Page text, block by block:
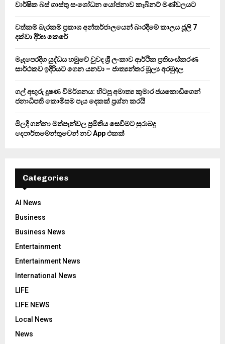
r
වාර්ෂික බස් ගාස්තු සංශෝධන යෝජනාව කැබිනට් මණ්ඩලයට
වත්කම් බැරකම් ප්‍රකාශ අන්තර්ජාලයෙන් බාරදීමේ කාලය ජූලි 7
දක්වා දීර්ඝ කෙරේ
මැදපෙරදිග යුද්ධය හමුවේ වුවද ශ්‍රී ලංකාව ආර්ථික ප්‍රතිසංස්කරණ
සාර්ථකව ඉදිරියට ගෙන යනවා – ජාත්‍යන්තර මූල්‍ය අරමුදල
ගල් අඟුරු දූෂණ විමර්ශනය: හිටපු අමාත්‍ය කුමාර ජයකොඩිගෙන්
ජනාධිපති කොමිසම පැය දෙකක් ප්‍රශ්න කරයි
මිලදී ගන්නා මත්පැන්වල ප්‍රමිතිය සෙවීමට සුරාබදු
දෙපාර්තමේන්තුවෙන් නව App එකක්
Categories
AI News
Business
Business News
Entertainment
Entertainment News
International News
LIFE
LIFE NEWS
Local News
News